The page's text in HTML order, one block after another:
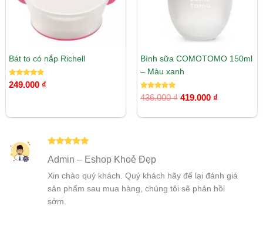
Bát to có nắp Richell
Được xếp
hạng
249.000 ₫
Bình sữa COMOTOMO 150ml
– Màu xanh
Được xếp
hạng
436.000₫ 419.000 ₫
hạng55
Admin – Eshop Khoẻ Đẹp
Xin chào quý khách. Quý khách hãy để lại đánh giá
sản phẩm sau mua hàng, chúng tôi sẽ phản hồi
sớm.